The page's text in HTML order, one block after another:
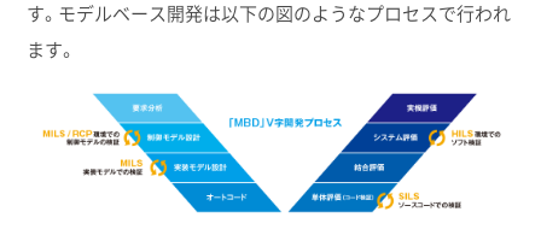
す。モデルベース開発は以下の図のようなプロセスで行われ
ます。